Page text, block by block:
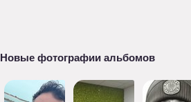
Новые фотографии альбомов